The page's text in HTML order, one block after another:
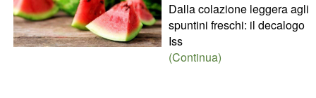
Dalla colazione leggera agli
spuntini freschi: il decalogo
Iss
(Continua)